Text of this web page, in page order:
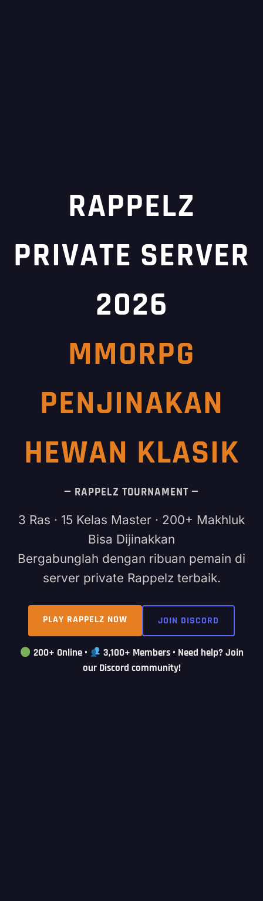
RAPPELZ
PRIVATE SERVER
2026
MMORPG
PENJINAKAN
HEWAN KLASIK
— RAPPELZ TOURNAMENT —
3 Ras · 15 Kelas Master · 200+ Makhluk
Bisa Dijinakkan
Bergabunglah dengan ribuan pemain di
server private Rappelz terbaik.
PLAY RAPPELZ NOW JOIN DISCORD
200+ Online• 3,100+ Members• Need help? Join
our Discord community!